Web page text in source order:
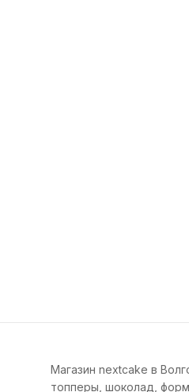
Магазин nextcake в
топперы, шоколад,